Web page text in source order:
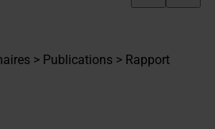
> Publications > Rapport